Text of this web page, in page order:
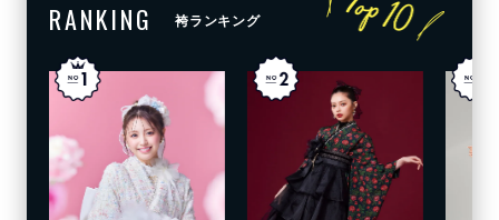
RANKING 袴ランキング